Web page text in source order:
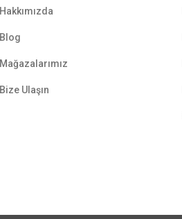
Hakkımızda
Blog
Mağazalarımız
Bize Ulaşın